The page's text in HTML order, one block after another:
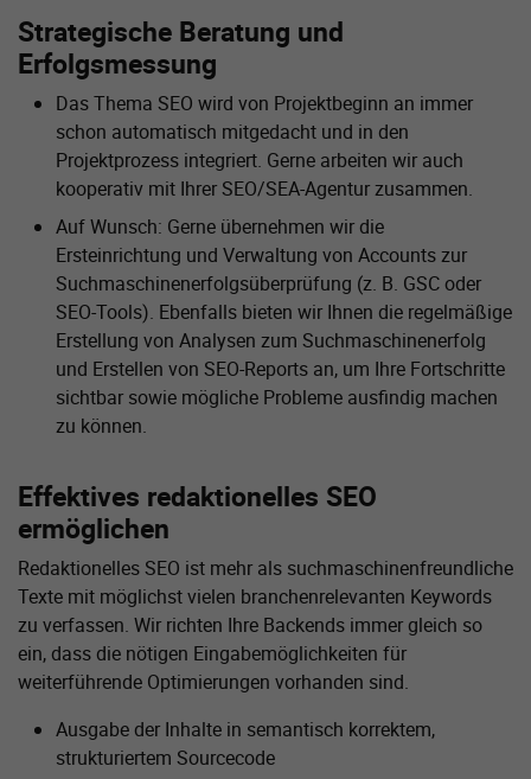
Strategische Beratung und
Erfolgsmessung
Das Thema SEO wird von Projektbeginn an immer
schon automatisch mitgedacht und in den
Projektprozess integriert. Gerne arbeiten wir auch
kooperativ mit Ihrer SEO/SEA-Agentur zusammen.
Auf Wunsch: Gerne übernehmen wir die
Ersteinrichtung und Verwaltung von Accounts zur
Suchmaschinen­erfolgsüberprüfung (z. B. GSC oder
SEO-Tools). Ebenfalls bieten wir Ihnen die regelmäßige
Erstellung von Analysen zum Suchmaschinen­erfolg
und Erstellen von SEO-Reports an, um Ihre Fortschritte
sichtbar sowie mögliche Probleme ausfindig machen
zu können.
Effektives redaktionelles SEO
ermöglichen
Redaktionelles SEO ist mehr als suchmaschinenfreundliche
Texte mit möglichst vielen branchenrelevanten Keywords
zu verfassen. Wir richten Ihre Backends immer gleich so
ein, dass die nötigen Eingabemöglichkeiten für
weiterführende Optimierungen vorhanden sind.
Ausgabe der Inhalte in semantisch korrektem,
strukturiertem Sourcecode